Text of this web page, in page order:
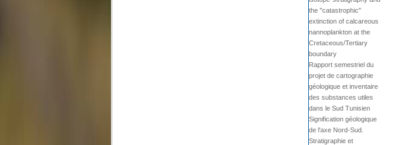
the "catastrophic"
extinction of calcareous
nannoplankton at the
Cretaceous/Tertiary
boundary
Rapport semestriel du
projet de cartographie
géologique et inventaire
des substances utiles
dans le Sud Tunisien
Signification géologique
de l'axe Nord-Sud.
Stratigraphie et